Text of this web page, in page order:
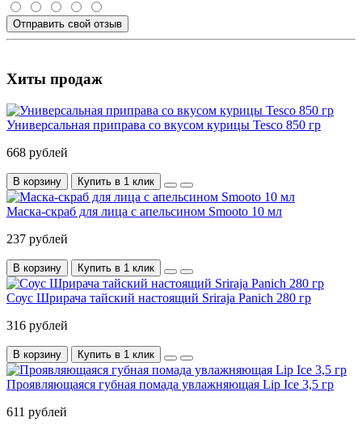
Отправить свой отзыв
Хиты продаж
Универсальная приправа со вкусом курицы Tesco 850 гр
668 рублей
В корзину Купить в 1 клик
Маска-скраб для лица с апельсином Smooto 10 мл
237 рублей
В корзину Купить в 1 клик
Соус Шрирача тайский настоящий Sriraja Panich 280 гр
316 рублей
В корзину Купить в 1 клик
Проявляющаяся губная помада увлажняющая Lip Ice 3,5 гр
611 рублей